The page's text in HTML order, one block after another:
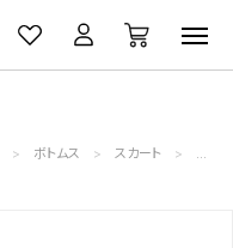
買取
無料査定
クーポン
一覧
ボトムス スカート レデ